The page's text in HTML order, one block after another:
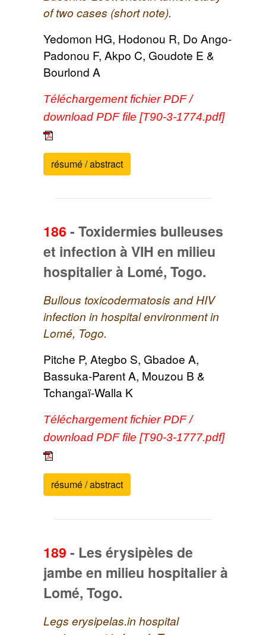
of two cases (short note).
Yedomon HG, Hodonou R, Do Ango-
Padonou F, Akpo C, Goudote E &
Bourlond A
Téléchargement fichier PDF /
download PDF file [T90-3-1774.pdf]
résumé / abstract
186 -Toxidermies bulleuses
et infection à VIH en milieu
hospitalier à Lomé, Togo.
Bullous toxicodermatosis and HIV
infection in hospital environment in
Lomé, Togo.
Pitche P, Ategbo S, Gbadoe A,
Bassuka-Parent A, Mouzou B &
Tchangaï-Walla K
Téléchargement fichier PDF /
download PDF file [T90-3-1777.pdf]
résumé / abstract
189 - Les érysipèles de
jambe en milieu hospitalier à
Lomé, Togo.
Legs erysipelas.in hospital